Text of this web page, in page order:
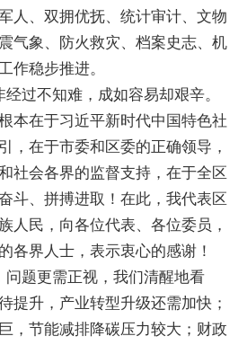
人、双拥优抚、 统计审计、 文物
气象、防火救灾、档案史志、机
作稳步推进。
经过不知难，成如容易却艰辛。
本在于习近平新时代中国特色社
，在于市委和区委的正确领导，
社会各界的监督支持，在于全区
斗、拼搏进取！在此，我代表区
人民，向各位代表、各位委员，
各界人士，表示衷心的感谢！
问题更需正视，我们清醒地看
提升，产业转型升级还需加快；
，节能减排降碳压力较大；财政